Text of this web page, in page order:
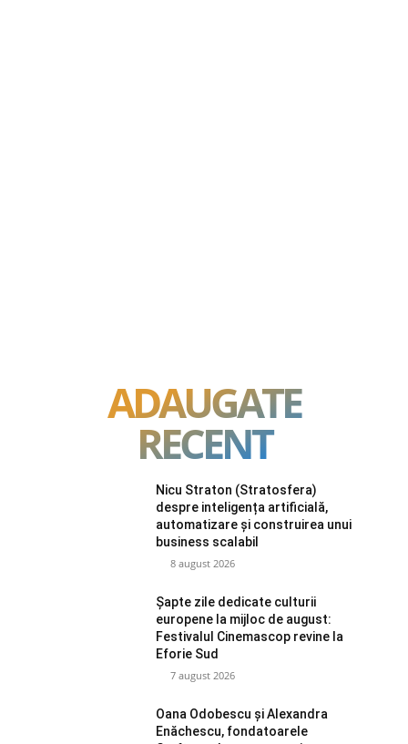
ADAUGATE
RECENT
Nicu Straton (Stratosfera)
despre inteligența artificială,
automatizare și construirea unui
business scalabil
8 august 2026
Șapte zile dedicate culturii
europene la mijloc de august:
Festivalul Cinemascop revine la
Eforie Sud
7 august 2026
Oana Odobescu și Alexandra
Enăchescu, fondatoarele